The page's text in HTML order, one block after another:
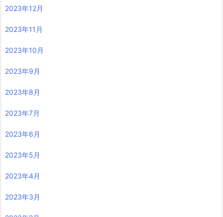
2023年12月
2023年11月
2023年10月
2023年9月
2023年8月
2023年7月
2023年6月
2023年5月
2023年4月
2023年3月